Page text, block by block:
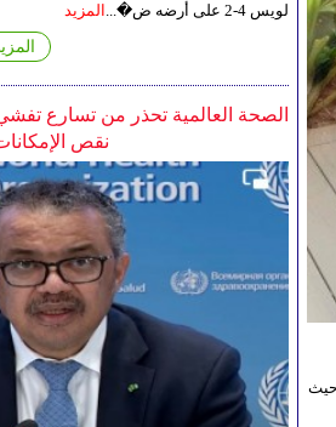
لويس 4-2 على أرضه ض�...
المزيد
الصحة العالمية تحذر من تسارع
نقص
حيث